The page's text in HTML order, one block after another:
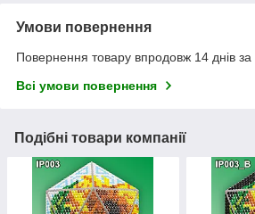
Умови повернення
Повернення товару впродовж 14 днів
Всі умови повернення
Подібні товари компанії